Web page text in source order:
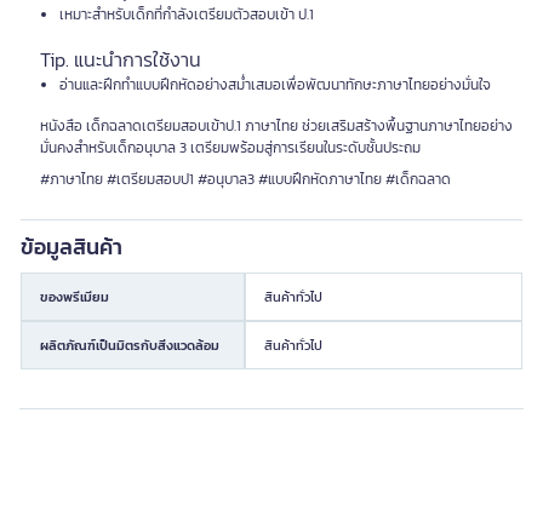
เหมาะสำหรับเด็กที่กำลังเตรียมตัวสอบเข้า ป.1
Tip. แนะนำการใช้งาน
อ่านและฝึกทำแบบฝึกหัดอย่างสม่ำเสมอเพื่อพัฒนาทักษะภาษาไทยอย่างมั่นใจ
หนังสือ เด็กฉลาดเตรียมสอบเข้าป.1 ภาษาไทย ช่วยเสริมสร้างพื้นฐานภาษาไทยอย่าง
มั่นคงสำหรับเด็กอนุบาล 3 เตรียมพร้อมสู่การเรียนในระดับชั้นประถม
#ภาษาไทย #เตรียมสอบป1 #อนุบาล3 #แบบฝึกหัดภาษาไทย #เด็กฉลาด
ข้อมูลสินค้า
ของพรีเมียม สินค้าทั่วไป
ผลิตภัณฑ์เป็นมิตรกับสิ่งแวดล้อม สินค้าทั่วไป